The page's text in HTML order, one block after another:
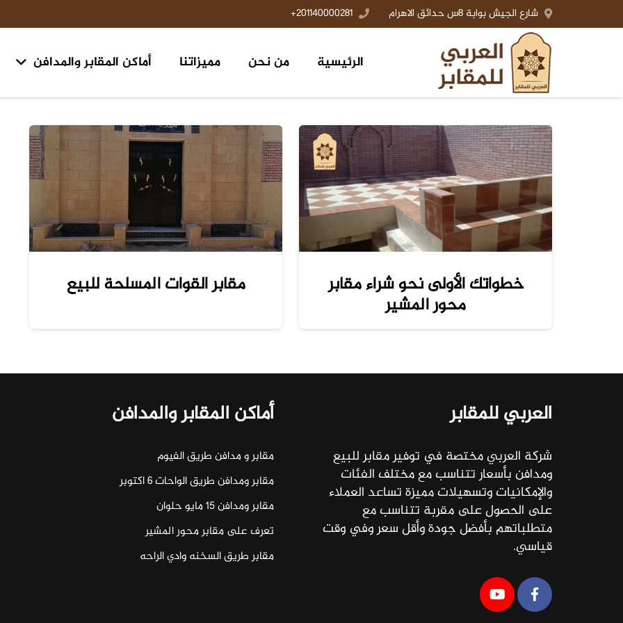
شارع الجيش بوابة 8س حدائق الاهرام 201140000281+
الرئيسية من نحن مميزاتنا أماكن المقابر والمدافن
خطواتك الأولى نحو شراء مقابر
محور المشير
مقابر القوات المسلحة للبيع
العربي للمقابر
شركة العربي مختصة في توفير مقابر للبيع
ومدافن بأسعار تتناسب مع مختلف الفئات
والإمكانيات وتسهيلات مميزة تساعد العملاء
على الحصول على مقربة تتناسب مع
متطلباتهم بأفضل جودة وأقل سعر وفي وقت
قياسي.
أماكن المقابر والمدافن
مقابر و مدافن طريق الفيوم
مقابر ومدافن طريق الواحات ٦ اكتوبر
مقابر ومدافن ١٥ مايو حلوان
تعرف على مقابر محور المشير
مقابر طريق السخنه وادي الراحه